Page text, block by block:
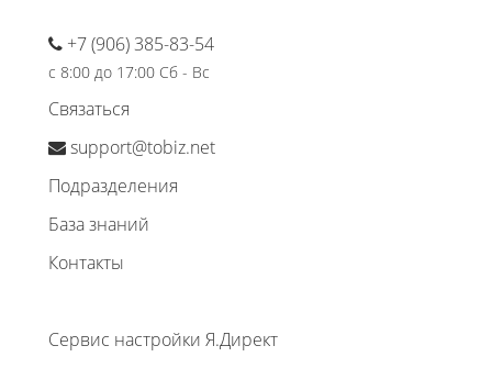
+7 (906) 385-83-54
с 8:00 до 17:00 Сб - Вс
Связаться
support@tobiz.net
Подразделения
База знаний
Контакты
Сервис настройки Я.Директ